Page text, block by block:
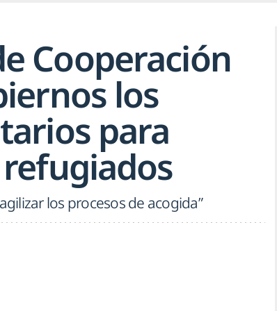
Cooperación
los
para
los procesos de acogida”